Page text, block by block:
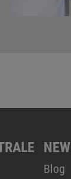
Blog